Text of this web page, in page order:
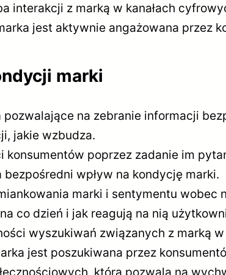
interakcji z marką w kanałach
jest aktywnie angażowana przez
marki
na zebranie informacji
jakie wzbudza.
poprzez zadanie im
wpływ na kondycję marki.
marki i sentymentu wobec
co dzień i jak reagują na nią
wyszukiwań związanych z marką
jest poszukiwana przez
która pozwala na